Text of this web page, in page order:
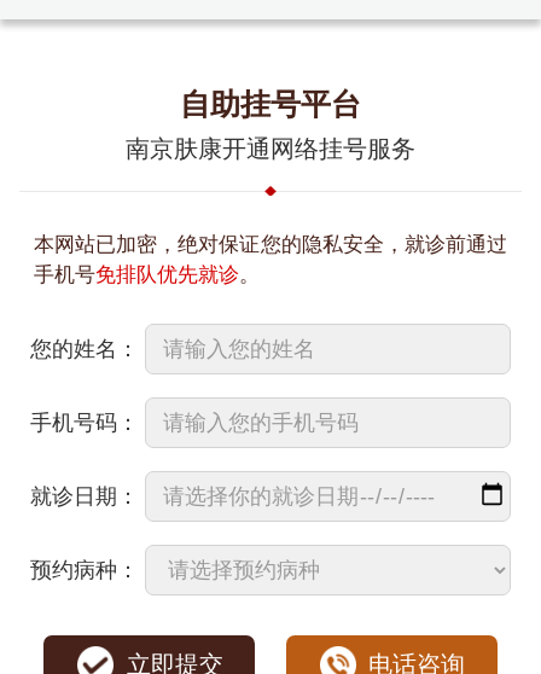
自助挂号平台
南京肤康开通网络挂号服务
本网站已加密，绝对保证您的隐私安全，就诊前通过
手机号免排队优先就诊。
您的姓名：
手机号码：
就诊日期：
预约病种：
立即提交 电话咨询